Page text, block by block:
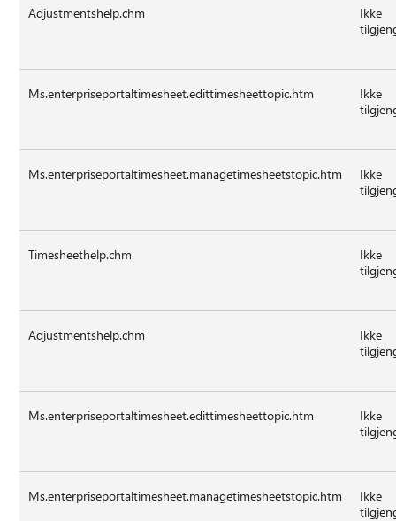
Adjustmentshelp.chm
Ikke
Ms.enterpriseportaltimesheet.edittimesheettopic.htm
Ikke
Ms.enterpriseportaltimesheet.managetimesheetstopic.htm
Ikke
Timesheethelp.chm
Ikke
Adjustmentshelp.chm
Ikke
Ms.enterpriseportaltimesheet.edittimesheettopic.htm
Ikke
Ms.enterpriseportaltimesheet.managetimesheetstopic.htm
Ikke